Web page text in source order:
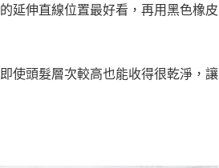
延伸直線位置最好看，再用黑色橡皮
使頭髮層次較高也能收得很乾淨，讓